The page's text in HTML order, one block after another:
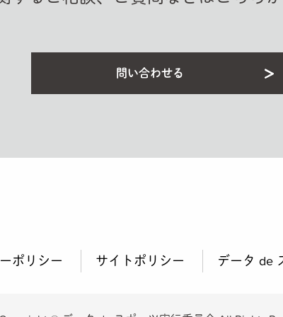
問い合わせる
ポリシー サイトポリシー データ de